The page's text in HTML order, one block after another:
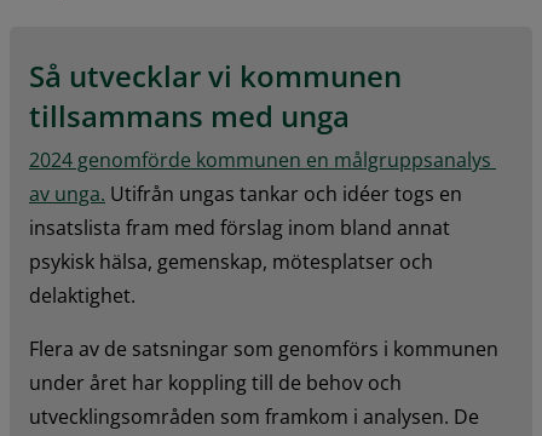
Så utvecklar vi kommunen
tillsammans med unga
2024 genomförde kommunen en målgruppsanalys
av unga. Utifrån ungas tankar och idéer togs en
insatslista fram med förslag inom bland annat
psykisk hälsa, gemenskap, mötesplatser och
delaktighet.
Flera av de satsningar som genomförs i kommunen
under året har koppling till de behov och
utvecklingsområden som framkom i analysen. De